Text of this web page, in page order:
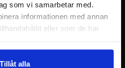
som vi samarbetar med.
informationen med annan
eller som de har
Tillåt alla
OM OS